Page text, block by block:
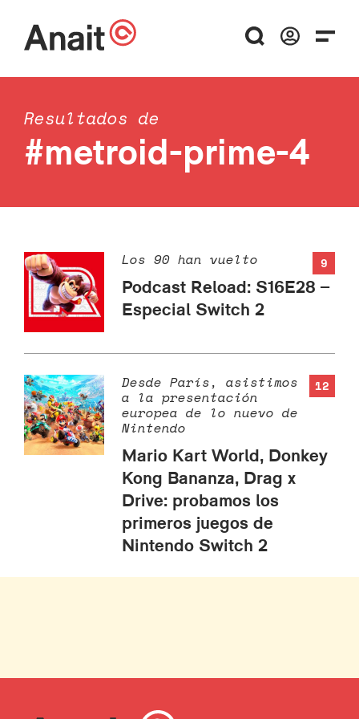
Resultados de
#metroid-prime-4
9
Los 90 han vuelto
Podcast Reload: S16E28 –
Especial Switch 2
12
Desde París, asistimos
a la presentación
europea de lo nuevo de
Nintendo
Mario Kart World, Donkey
Kong Bananza, Drag x
Drive: probamos los
primeros juegos de
Nintendo Switch 2